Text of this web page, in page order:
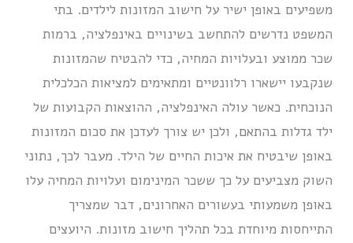
משפיעים באופן ישיר על חישוב המזונות לילדים. בתי
המשפט נדרשים להתחשב בשינויים באינפלציה, ברמות
שכר ממוצע ובעלויות המחיה, כדי להבטיח שהמזונות
שנקבעו יישארו רלוונטיים ומתאימים למציאות הכלכלית
הנוכחית. כאשר עולה האינפלציה, ההוצאות הקבועות של
ילד גדלות בהתאם, ולכן יש צורך לעדכן את סכום המזונות
באופן שיבטיח את איכות החיים של הילד. מעבר לכך, נתוני
השוק מצביעים על כך ששכר המינימום ועלויות המחיה עלו
באופן משמעותי בעשורים האחרונים, דבר שמצריך
התייחסות מיוחדת בכל תהליך חישוב מזונות. היועצים